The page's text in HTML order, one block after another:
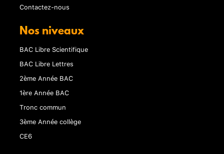
Contactez-nous
Nos niveaux
BAC Libre Scientifique
BAC Libre Lettres
2ème Année BAC
1ère Année BAC
Tronc commun
3ème Année collège
CE6